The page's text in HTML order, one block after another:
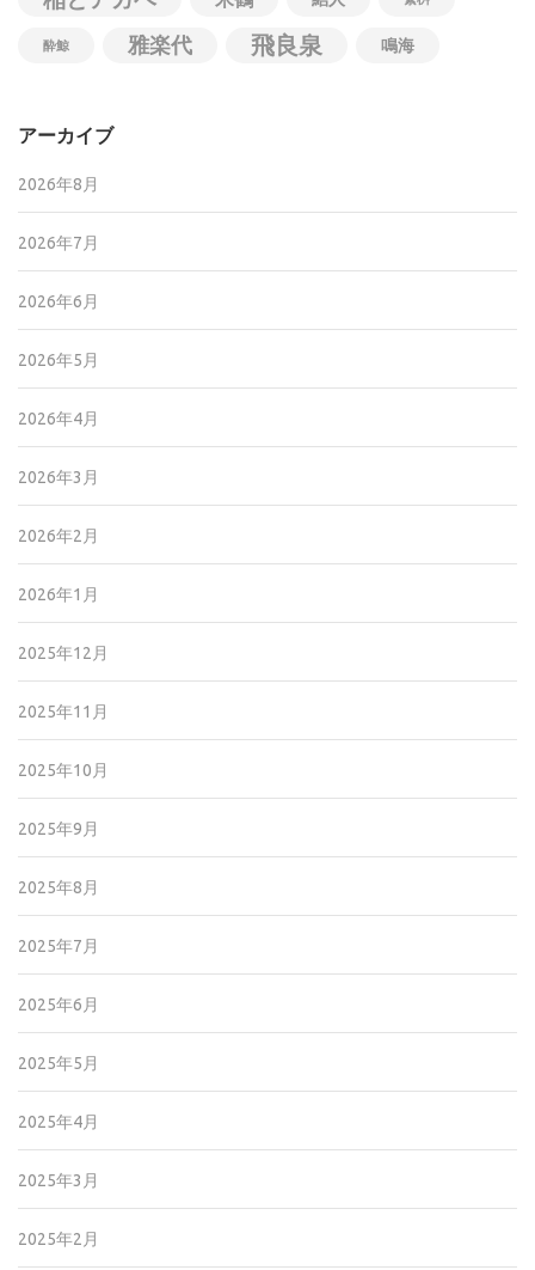
酔鯨 雅楽代 飛良泉 鳴海
アーカイブ
2026年8月
2026年7月
2026年6月
2026年5月
2026年4月
2026年3月
2026年2月
2026年1月
2025年12月
2025年11月
2025年10月
2025年9月
2025年8月
2025年7月
2025年6月
2025年5月
2025年4月
2025年3月
2025年2月